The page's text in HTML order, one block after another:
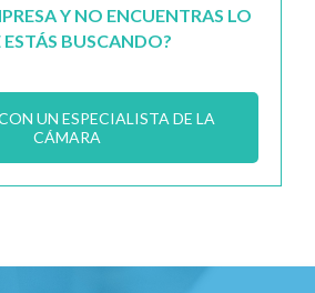
Y NO ENCUENTRAS LO
ESTÁS BUSCANDO?
UN ESPECIALISTA DE LA
CÁMARA